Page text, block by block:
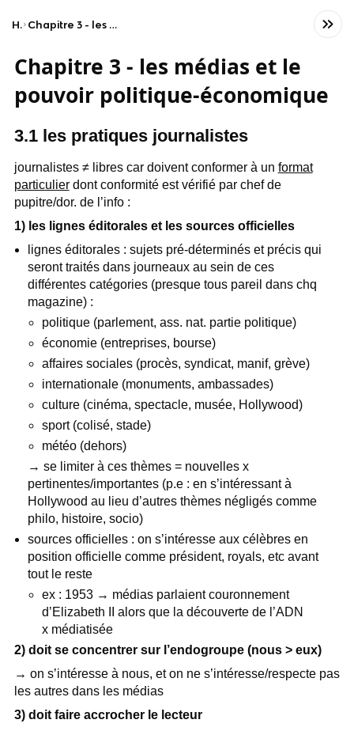
Home Chapitre 3 - les médias et le pouvoir politique-économique
Chapitre 3 - les médias et le
pouvoir politique-économique
3.1 les pratiques journalistes
journalistes ≠ libres car doivent conformer à un format
particulierdont conformité est vérifié par chef de
pupitre/dor. de l’info :
1) les lignes éditorales et les sources officielles
lignes éditorales : sujets pré-déterminés et précis qui
seront traités dans journeaux au sein de ces
différentes catégories (presque tous pareil dans chq
magazine) :
politique (parlement, ass. nat. partie politique)
économie (entreprises, bourse)
affaires sociales (procès, syndicat, manif, grève)
internationale (monuments, ambassades)
culture (cinéma, spectacle, musée, Hollywood)
sport (colisé, stade)
météo (dehors)
→ se limiter à ces thèmes = nouvelles x
pertinentes/importantes (p.e : en s’intéressant à
Hollywood au lieu d’autres thèmes négligés comme
philo, histoire, socio)
sources officielles : on s’intéresse aux célèbres en
position officielle comme président, royals, etc avant
tout le reste
ex : 1953 → médias parlaient couronnement
d’Elizabeth II alors que la découverte de l’ADN
x médiatisée
2) doit se concentrer sur l’endogroupe (nous > eux)
→ on s’intéresse à nous, et on ne s’intéresse/respecte pas
les autres dans les médias
3) doit faire accrocher le lecteur